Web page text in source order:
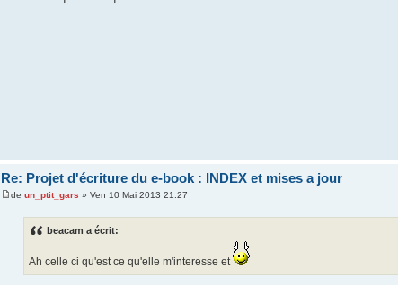
Re: Projet d'écriture du e-book : INDEX et mises a jour
deun_ptit_gars » Ven 10 Mai 2013 21:27
beacam a écrit:
Ah celle ci qu'est ce qu'elle m'interesse et